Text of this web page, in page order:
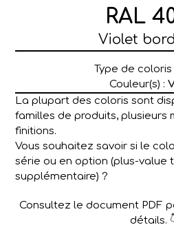
RAL
Violet
Type de coloris
Couleur(s) :
La plupart des coloris sont
familles de produits, plusieurs
finitions.
Vous souhaitez savoir si le
série ou en option (plus-value
supplémentaire) ?
Consultez le document PDF
détails.